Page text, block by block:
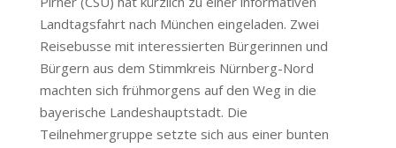
Landtagsfahrt nach München eingeladen. Zwei
Reisebusse mit interessierten Bürgerinnen und
Bürgern aus dem Stimmkreis Nürnberg-Nord
machten sich frühmorgens auf den Weg in die
bayerische Landeshauptstadt. Die
Teilnehmergruppe setzte sich aus einer bunten